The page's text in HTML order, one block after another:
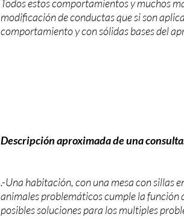
Todos estos comportamientos y muchos
modificación de conductas que si son
comportamiento y con sólidas bases del
Descripción aproximada de una
.-Una habitación, con una mesa con sillas
animales problemáticos cumple la función
posibles soluciones para los multiples